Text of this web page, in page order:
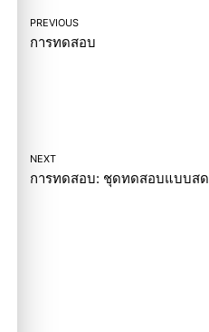
PREVIOUS
การทดสอบ
NEXT
การทดสอบ: ชุดทดสอบแบบสด